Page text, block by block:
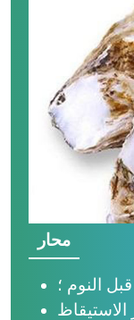
محار
النوم ؛
الاستيقاظ